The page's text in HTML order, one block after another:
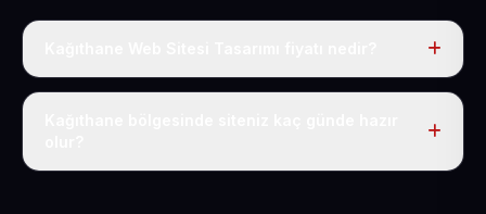
Tek fiyat uygulanır: yıllık 50 USD + KDV. Bu bedele alan